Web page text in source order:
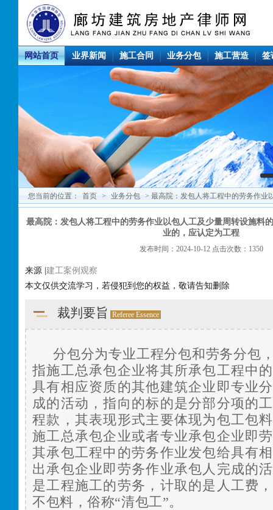
网站首页 业界新闻 施工合同 业务分包 施工营造 签
您当前的位置： 首页 > 业务分包 > 最高院：发包人将工程中的劳务作业
最高院：发包人将工程中的劳务作业以包人工及少量周转设施料
业的，应认定为工程
发布时间：2024-10-12 点击次数：1350
来源 | 建工案例观察
本文仅供交流学习，若侵犯到您的权益，敬请告知删除
裁判要旨 Referee Essence
分包分为专业工程分包和劳务分包
指施工总承包企业将其所承包工程中
具有相应资质的其他建筑企业即专业
成的活动，指向的标的是分部分项的
程款，其表现形式主要体现为包工包
施工总承包企业或者专业承包企业即
其承包工程中的劳务作业发包给具有
出承包企业即劳务作业承包人完成的
是工程施工的劳务，计取的是人工费
不包料，俗称“清包工”。